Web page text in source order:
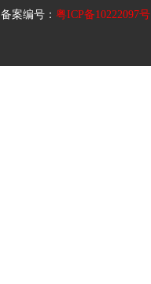
备案编号：粤ICP备10222097号